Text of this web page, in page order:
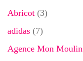
Abricot (3)
adidas (7)
Agence Mon Moulin